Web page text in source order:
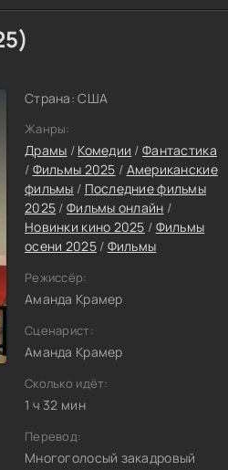
Страна: США
Жанры:
Драмы / Комедии /Фантастика
/ Фильмы 2025 / Американские
фильмы / Последние фильмы
2025 / Фильмы онлайн /
Новинки кино 2025 / Фильмы
осени 2025/ Фильмы
Режиссёр:
Аманда Крамер
Сценарист:
Аманда Крамер
Сколько идёт:
1 ч 32 мин
Перевод:
Многоголосый закадровый